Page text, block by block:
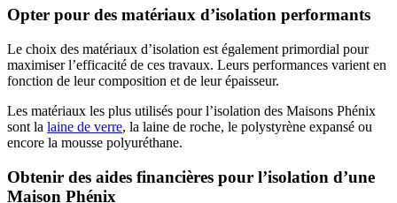
Opter pour des matériaux d’isolation performants
Le choix des matériaux d’isolation est également primordial pour
maximiser l’efficacité de ces travaux. Leurs performances varient en
fonction de leur composition et de leur épaisseur.
Les matériaux les plus utilisés pour l’isolation des Maisons Phénix
sont la laine de verre, la laine de roche, le polystyrène expansé ou
encore la mousse polyuréthane.
Obtenir des aides financières pour l’isolation d’une
Maison Phénix